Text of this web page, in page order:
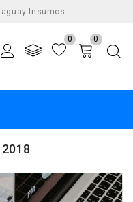
Insumos
0 0